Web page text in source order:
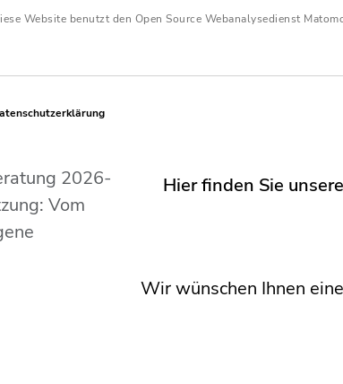
2026-
Vom
Hier finden Sie
Wir wünschen Ihnen
Website benutzt den Open Source Webanalysedienst